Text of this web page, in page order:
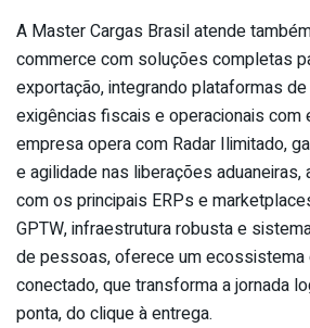
A Master Cargas Brasil atende
commerce com soluções completas
exportação, integrando plataformas
exigências fiscais e operacionais com
empresa opera com Radar Ilimitado,
e agilidade nas liberações aduaneiras,
com os principais ERPs e
GPTW, infraestrutura robusta e
de pessoas, oferece um ecossistema
conectado, que transforma a jornada
ponta, do clique à entrega.